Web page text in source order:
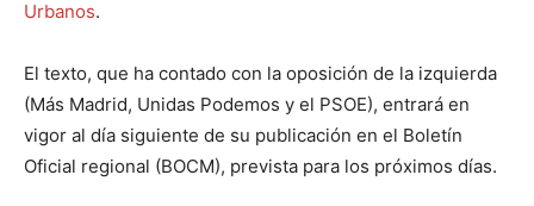
Urbanos.
El texto, que ha contado con la oposición de la izquierda
(Más Madrid, Unidas Podemos y el PSOE), entrará en
vigor al día siguiente de su publicación en el Boletín
Oficial regional (BOCM), prevista para los próximos días.